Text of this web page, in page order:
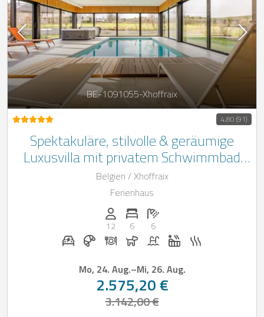
BE-1091055-Xhoffraix
4,80 (91)
Spektakuläre, stilvolle & geräumige
Luxusvilla mit privatem Schwimmbad
und Spabereich
Belgien / Xhoffraix
Ferienhaus
Anzahl der Personen: 12
12
Anzahl der Schlafzimmer: 6
6
Anzahl der Badezimmer: 6
6
E-Auto Ladestation auf Anfrage
Frühstück bei Casapilot buchbar
Abendessen auf Anfrage
Hunde erlaubt
Pool Whirlpool
Mo, 24. Aug.–Mi, 26. Aug.
2.575,20 €
3.142,00 €